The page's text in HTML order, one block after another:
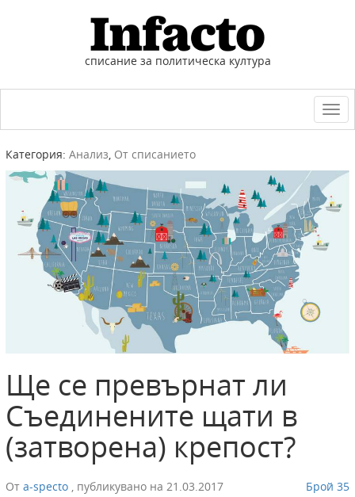
списание за политическа култура
Категория: Анализ, От списанието
Ще се превърнат ли
Съединените щати в
(затворена) крепост?
От a-specto , публикувано на 21.03.2017 Брой 35